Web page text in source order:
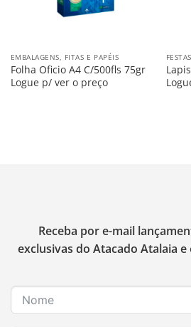
EMBALAGENS, FITAS E PAPÉIS
Folha Oficio A4 C/500fls 75gr
Logue p/ ver o preço
Receba por e-mail
exclusivas do Atacado Atalaia